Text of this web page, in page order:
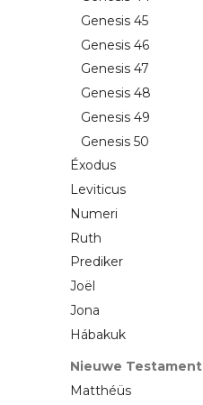
Genesis 45
Genesis 46
Genesis 47
Genesis 48
Genesis 49
Genesis 50
Éxodus
Leviticus
Numeri
Ruth
Prediker
Joël
Jona
Hábakuk
Nieuwe Testament
Matthéüs